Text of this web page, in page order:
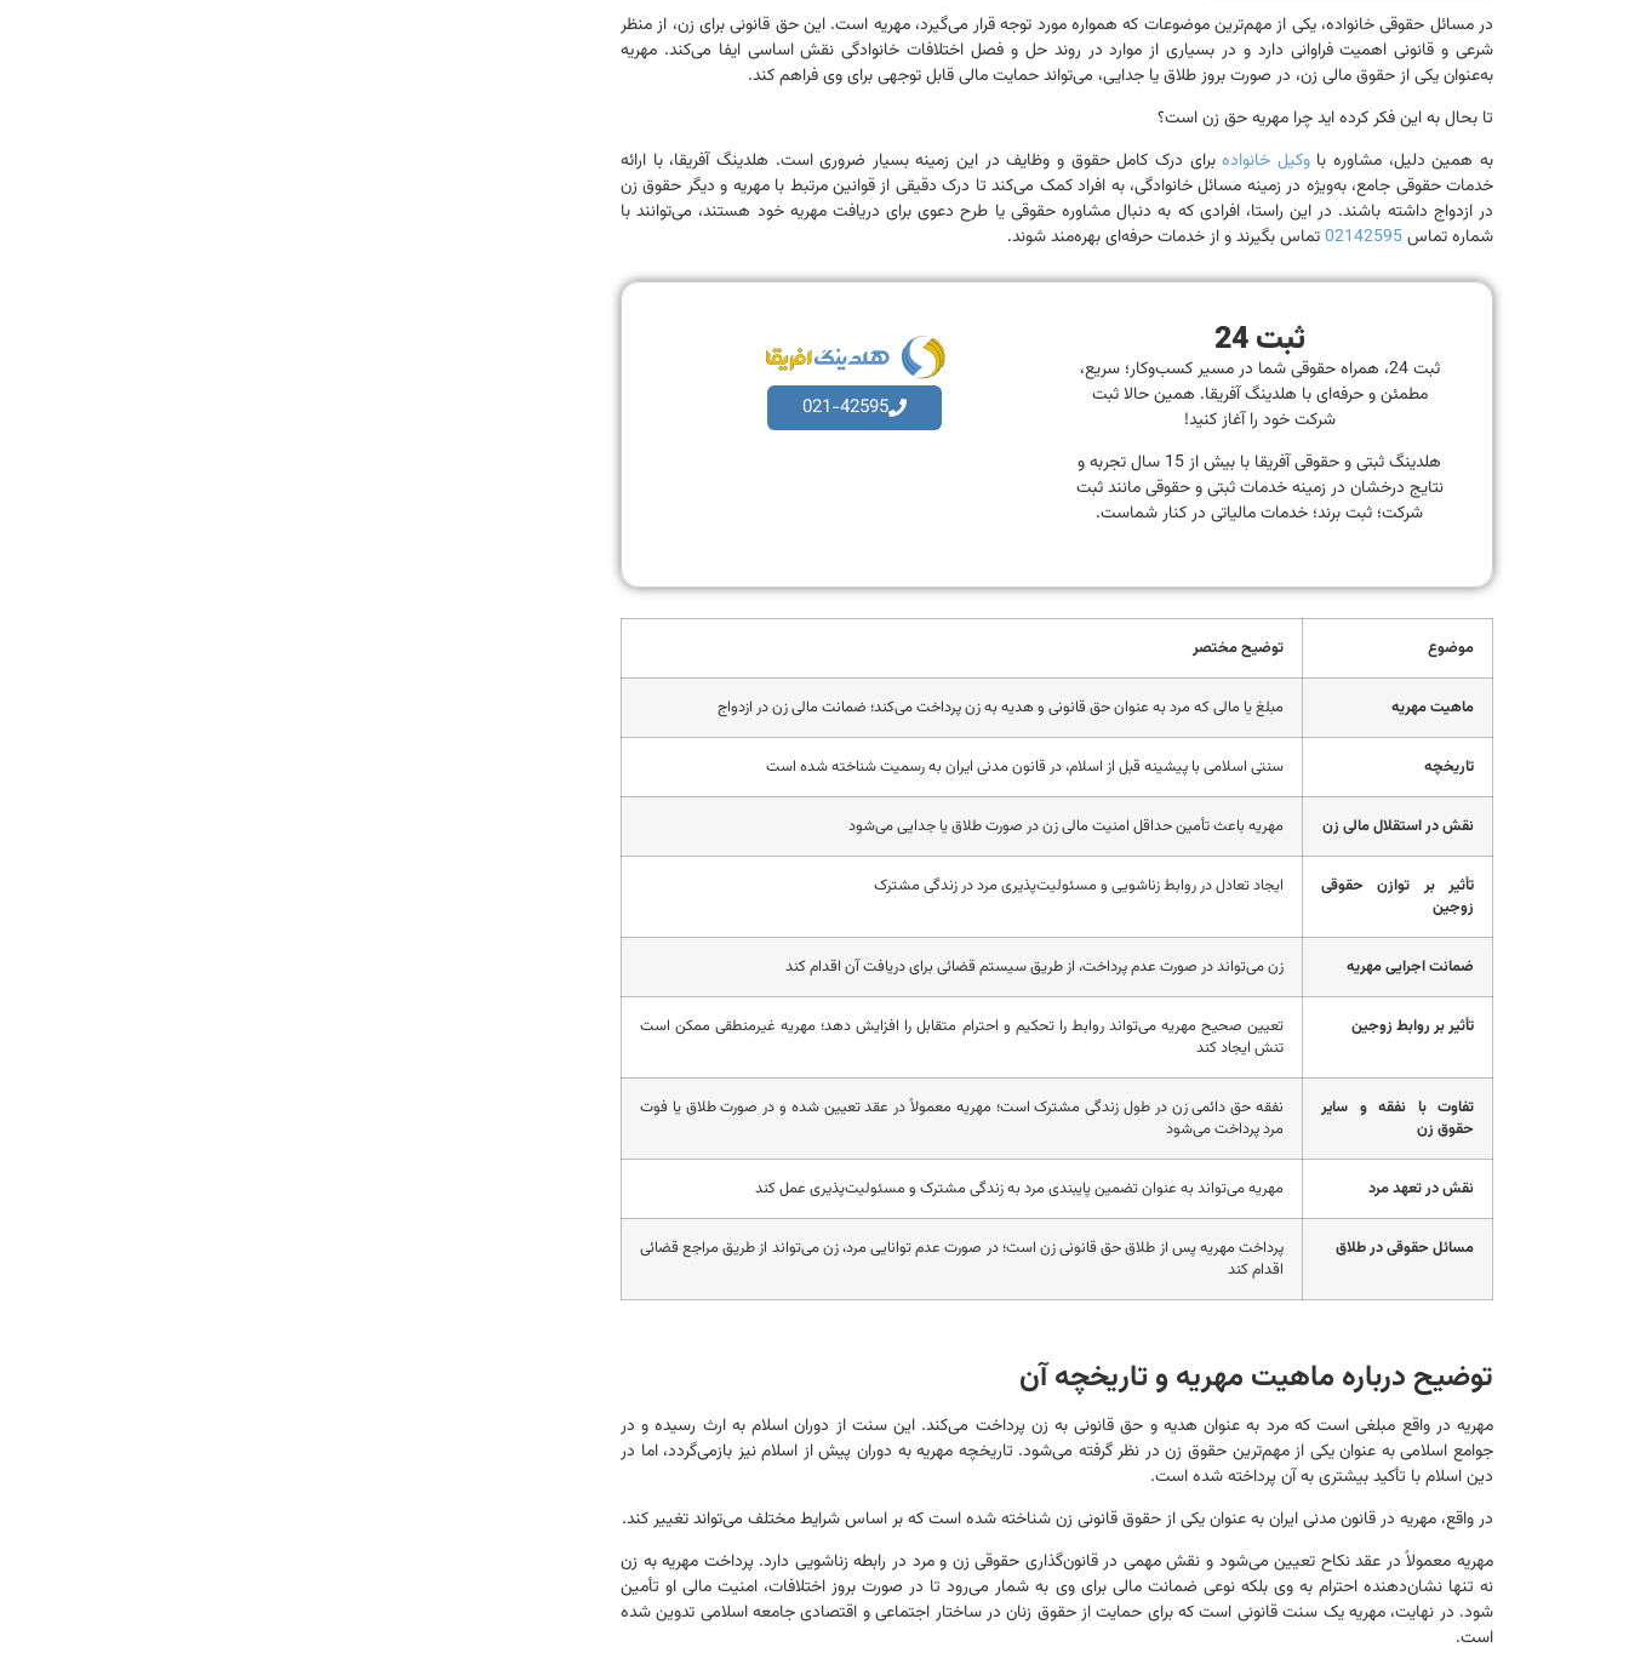
در مسائل حقوقی خانواده، یکی از مهم‌ترین موضوعات که همواره مورد توجه قرار می‌گیرد، مهریه است. این حق قانونی برای زن، از منظر
شرعی و قانونی اهمیت فراوانی دارد و در بسیاری از موارد در روند حل و فصل اختلافات خانوادگی نقش اساسی ایفا می‌کند. مهریه
به‌عنوان یکی از حقوق مالی زن، در صورت بروز طلاق یا جدایی، می‌تواند حمایت مالی قابل توجهی برای وی فراهم کند.
تا بحال به این فکر کرده اید چرا مهریه حق زن است؟
به همین دلیل، مشاوره باوکیل خانوادهبرای درک کامل حقوق و وظایف در این زمینه بسیار ضروری است. هلدینگ آفریقا، با ارائه
خدمات حقوقی جامع، به‌ویژه در زمینه مسائل خانوادگی، به افراد کمک می‌کند تا درک دقیقی از قوانین مرتبط با مهریه و دیگر حقوق زن
در ازدواج داشته باشند. در این راستا، افرادی که به دنبال مشاوره حقوقی یا طرح دعوی برای دریافت مهریه خود هستند، می‌توانند با
شماره تماس02142595تماس بگیرند و از خدمات حرفه‌ای بهره‌مند شوند.
ثبت 24
ثبت 24، همراه حقوقی شما در مسیر کسب‌وکار؛ سریع،
مطمئن و حرفه‌ای با هلدینگ آفریقا. همین حالا ثبت
شرکت خود را آغاز کنید!
هلدینگ ثبتی و حقوقی آفریقا با بیش از 15 سال تجربه و
نتایج درخشان در زمینه خدمات ثبتی و حقوقی مانند ثبت
شرکت؛ ثبت برند؛ خدمات مالیاتی در کنار شماست.
021-42595
موضوع توضیح مختصر
ماهیت مهریه مبلغ یا مالی که مرد به عنوان حق قانونی و هدیه به زن پرداخت می‌کند؛ ضمانت مالی زن در ازدواج
تاریخچه سنتی اسلامی با پیشینه قبل از اسلام، در قانون مدنی ایران به رسمیت شناخته شده است
نقش در استقلال مالی زن مهریه باعث تأمین حداقل امنیت مالی زن در صورت طلاق یا جدایی می‌شود
تأثیر بر توازن حقوقی
زوجین
ایجاد تعادل در روابط زناشویی و مسئولیت‌پذیری مرد در زندگی مشترک
ضمانت اجرایی مهریه زن می‌تواند در صورت عدم پرداخت، از طریق سیستم قضائی برای دریافت آن اقدام کند
تأثیر بر روابط زوجین
تعیین صحیح مهریه می‌تواند روابط را تحکیم و احترام متقابل را افزایش دهد؛ مهریه غیرمنطقی ممکن است
تنش ایجاد کند
تفاوت با نفقه و سایر
حقوق زن
نفقه حق دائمی زن در طول زندگی مشترک است؛ مهریه معمولاً در عقد تعیین شده و در صورت طلاق یا فوت
مرد پرداخت می‌شود
نقش در تعهد مرد مهریه می‌تواند به عنوان تضمین پایبندی مرد به زندگی مشترک و مسئولیت‌پذیری عمل کند
مسائل حقوقی در طلاق
پرداخت مهریه پس از طلاق حق قانونی زن است؛ در صورت عدم توانایی مرد، زن می‌تواند از طریق مراجع قضائی
اقدام کند
توضیح درباره ماهیت مهریه و تاریخچه آن
مهریه در واقع مبلغی است که مرد به عنوان هدیه و حق قانونی به زن پرداخت می‌کند. این سنت از دوران اسلام به ارث رسیده و در
جوامع اسلامی به عنوان یکی از مهم‌ترین حقوق زن در نظر گرفته می‌شود. تاریخچه مهریه به دوران پیش از اسلام نیز بازمی‌گردد، اما در
دین اسلام با تأکید بیشتری به آن پرداخته شده است.
در واقع، مهریه در قانون مدنی ایران به عنوان یکی از حقوق قانونی زن شناخته شده است که بر اساس شرایط مختلف می‌تواند تغییر کند.
مهریه معمولاً در عقد نکاح تعیین می‌شود و نقش مهمی در قانون‌گذاری حقوقی زن و مرد در رابطه زناشویی دارد. پرداخت مهریه به زن
نه تنها نشان‌دهنده احترام به وی بلکه نوعی ضمانت مالی برای وی به شمار می‌رود تا در صورت بروز اختلافات، امنیت مالی او تأمین
شود. در نهایت، مهریه یک سنت قانونی است که برای حمایت از حقوق زنان در ساختار اجتماعی و اقتصادی جامعه اسلامی تدوین شده
است.